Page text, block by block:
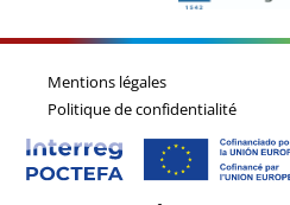
Mentions légales
Politique de confidentialité